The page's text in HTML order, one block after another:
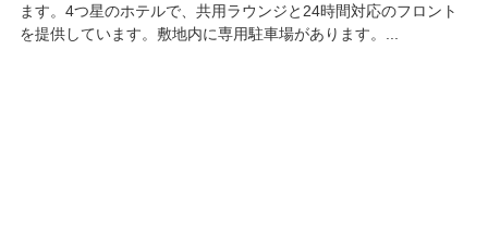
ます。4つ星のホテルで、共用ラウンジと24時間対応のフロント
を提供しています。敷地内に専用駐車場があります。...